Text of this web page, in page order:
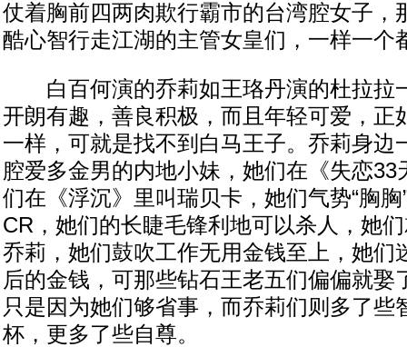
仗着胸前四两肉欺行霸市的台湾腔女子，
酷心智行走江湖的主管女皇们，一样一个
白百何演的乔莉如王珞丹演的杜拉拉
开朗有趣，善良积极，而且年轻可爱，正
一样，可就是找不到白马王子。乔莉身边
腔爱多金男的内地小妹，她们在《失恋33
们在《浮沉》里叫瑞贝卡，她们气势“胸胸
CR，她们的长睫毛锋利地可以杀人，她
乔莉，她们鼓吹工作无用金钱至上，她们
后的金钱，可那些钻石王老五们偏偏就
只是因为她们够省事，而乔莉们则多了些
杯，更多了些自尊。